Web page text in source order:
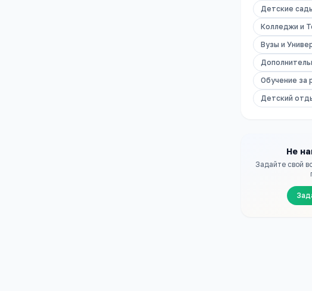
Детские
Колледжи и
Вузы и
Обучение за
Детский
Не
Задайте свой